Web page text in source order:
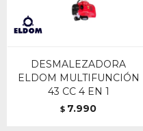
DESMALEZADORA
ELDOM MULTIFUNCIÓN
43 CC 4 EN 1
$ 7.990